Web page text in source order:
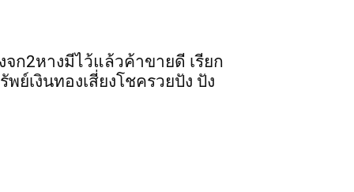
จก​2​หาง​มีไว้แล้ว​ค้าขาย​ดี​ เรียก​
พย์เงินทอง​เสี่ยงโชค​รวยปัง​ ปัง​